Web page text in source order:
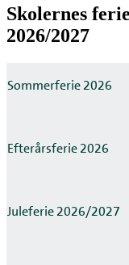
Skolernes
2026/2027
Sommerferie 2026
Efterårsferie 2026
Juleferie 2026/2027